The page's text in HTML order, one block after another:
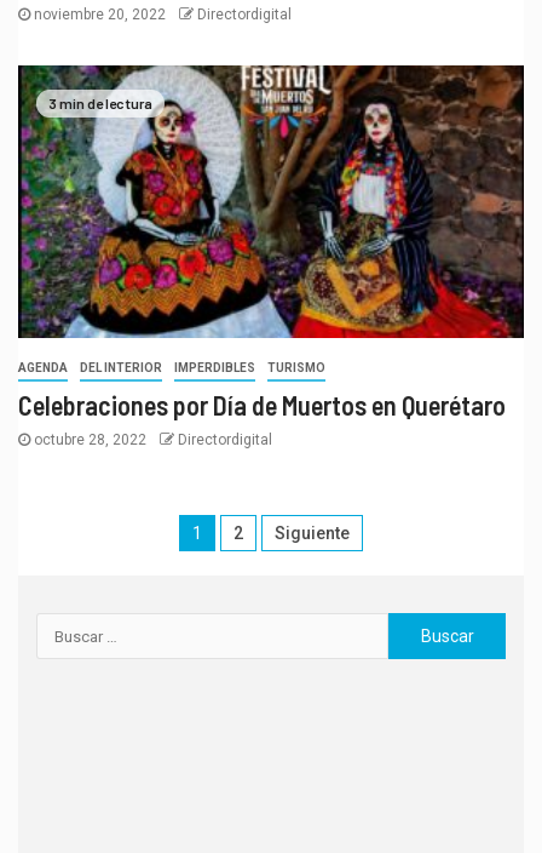
noviembre 20, 2022 Directordigital
3 min de lectura
AGENDA DEL INTERIOR IMPERDIBLES TURISMO
Celebraciones por Día de Muertos en Querétaro
octubre 28, 2022 Directordigital
1 2 Siguiente